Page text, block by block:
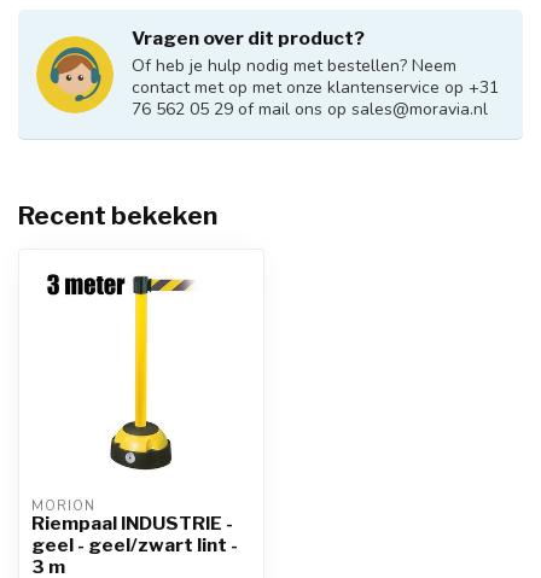
Vragen over dit product?
Of heb je hulp nodig met bestellen? Neem
contact met op met onze klantenservice op +31
76 562 05 29 of mail ons op sales@moravia.nl
Recent bekeken
MORION
Riempaal INDUSTRIE -
geel - geel/zwart lint -
3 m